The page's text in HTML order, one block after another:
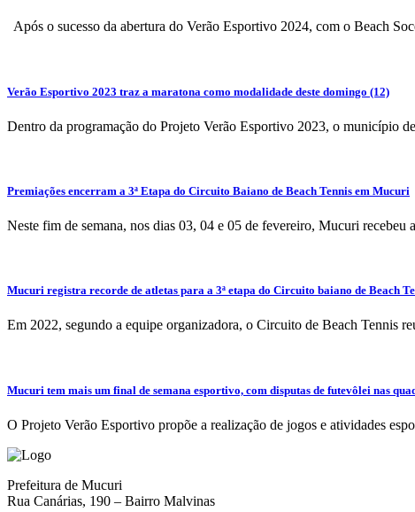
Após o sucesso da abertura do Verão Esportivo 2024, com o Beach
Verão Esportivo 2023 traz a maratona como modalidade deste domingo (12)
Dentro da programação do Projeto Verão Esportivo 2023, o município
Premiações encerram a 3ª Etapa do Circuito Baiano de Beach Tennis em Mucuri
Neste fim de semana, nos dias 03, 04 e 05 de fevereiro, Mucuri
Mucuri registra recorde de atletas para a 3ª etapa do Circuito baiano de Beach
Em 2022, segundo a equipe organizadora, o Circuito de Beach Tennis
Mucuri tem mais um final de semana esportivo, com disputas de futevôlei nas
O Projeto Verão Esportivo propõe a realização de jogos e atividades
Prefeitura de Mucuri
Rua Canárias, 190 – Bairro Malvinas